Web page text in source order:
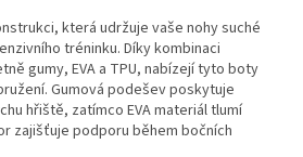
která udržuje vaše nohy suché
tréninku. Díky kombinaci
gumy, EVA a TPU, nabízejí tyto boty
Gumová podešev poskytuje
hřiště, zatímco EVA materiál tlumí
zajišťuje podporu během bočních